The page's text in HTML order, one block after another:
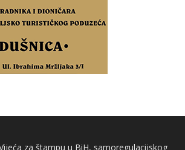
za štampu u BiH, samoregulacijskog